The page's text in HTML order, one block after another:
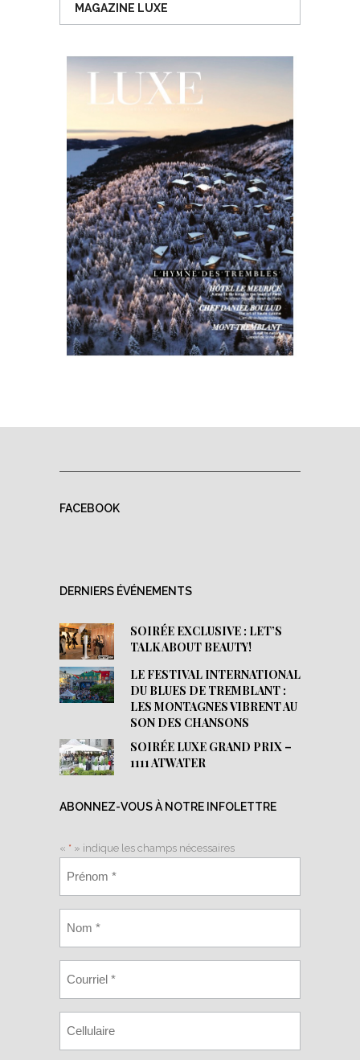
MAGAZINE LUXE
FACEBOOK
DERNIERS ÉVÉNEMENTS
SOIRÉE EXCLUSIVE : LET’S
TALK ABOUT BEAUTY!
LE FESTIVAL INTERNATIONAL
DU BLUES DE TREMBLANT :
LES MONTAGNES VIBRENT AU
SON DES CHANSONS
SOIRÉE LUXE GRAND PRIX –
1111 ATWATER
ABONNEZ-VOUS À NOTRE INFOLETTRE
« * » indique les champs nécessaires